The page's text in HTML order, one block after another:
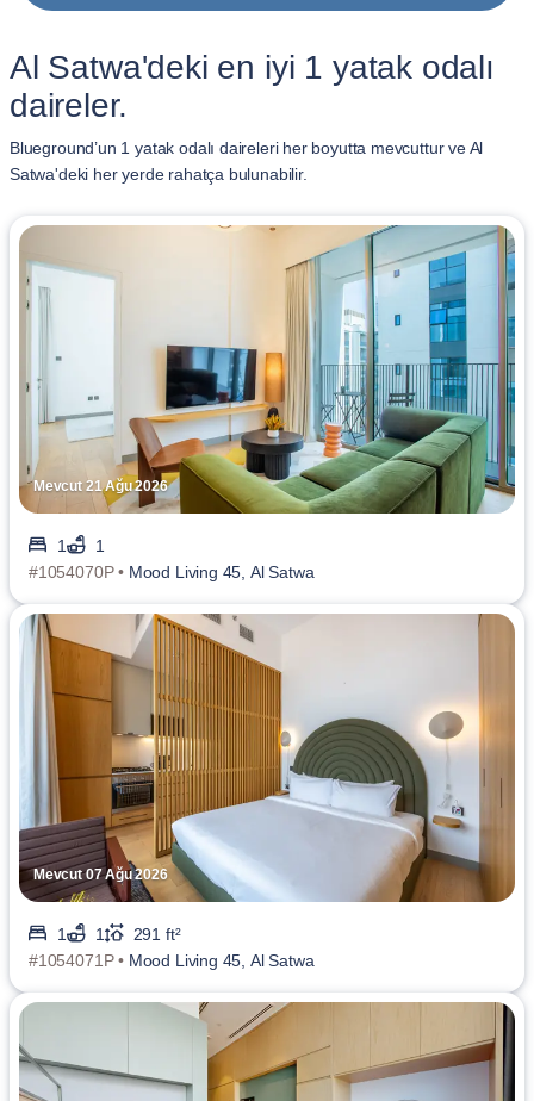
Al Satwa'deki en iyi 1 yatak odalı
daireler.
Blueground’un 1 yatak odalı daireleri her boyutta mevcuttur ve Al
Satwa'deki her yerde rahatça bulunabilir.
Mevcut 21 Ağu 2026
1
1
#1054070P • Mood Living 45, Al Satwa
Mevcut 07 Ağu 2026
1 1
291 ft²
#1054071P • Mood Living 45, Al Satwa